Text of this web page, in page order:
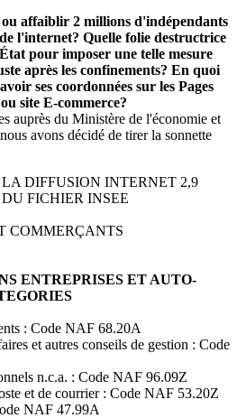
affaiblir 2 millions d'indépendants
l'internet? Quelle folie destructrice
pour imposer une telle mesure
après les confinements? En quoi
ses coordonnées sur les Pages
site E-commerce?
auprès du Ministère de l'économie et
avons décidé de tirer la sonnette
LA DIFFUSION INTERNET 2,9
FICHIER INSEE
COMMERÇANTS
ENTREPRISES ET AUTO-
: Code NAF 68.20A
et autres conseils de gestion : Code
n.c.a. : Code NAF 96.09Z
et de courrier : Code NAF 53.20Z
NAF 47.99A